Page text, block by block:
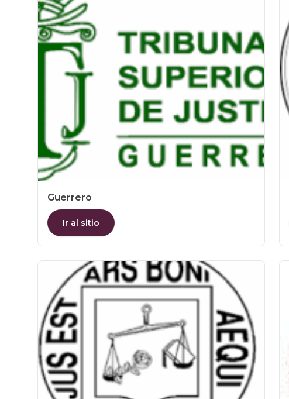
Guerrero
Ir al sitio